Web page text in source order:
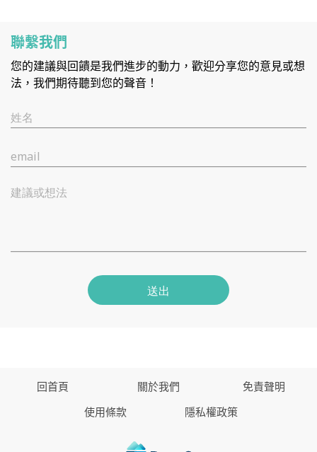
聯繫我們
您的建議與回饋是我們進步的動力，歡迎分享您的意見或想
法，我們期待聽到您的聲音！
姓名
email
建議或想法
送出
回首頁 關於我們
免責聲明
使用條款
隱私權政策